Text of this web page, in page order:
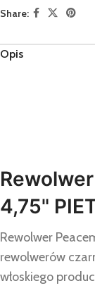
for
product
Share:
Opis
4,75"
Rewolwer
rewolwerów
włoskiego